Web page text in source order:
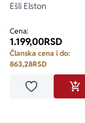
Ešli Elston
Cena:
1.199,00RSD
Članska cena i do:
863,28RSD
Dodaj u